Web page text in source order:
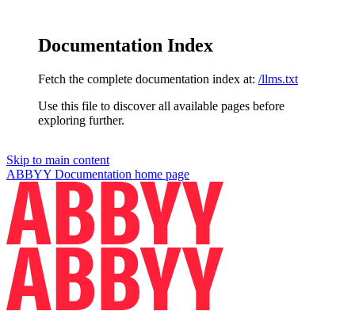
Documentation Index
Fetch the complete documentation index at: /llms.txt
Use this file to discover all available pages before
exploring further.
Skip to main content
ABBYY Documentation home page